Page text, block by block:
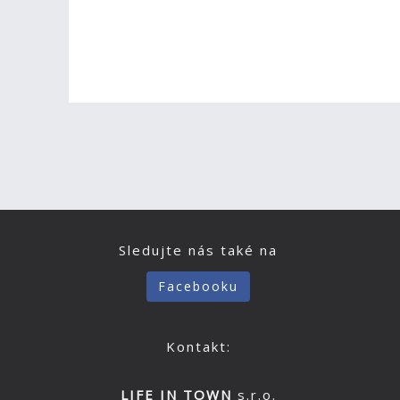
Sledujte nás také na
Facebooku
Kontakt:
LIFE IN TOWN s.r.o.